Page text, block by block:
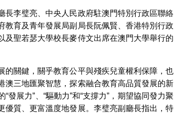
長李璧亮、中央人民政府駐澳門特別行政區聯絡
育及青年發展局副局長阮佩賢、香港特別行政
及聖若瑟大學校長麥侍文出席在澳門大學舉行的
的關鍵，關乎教育公平與殘疾兒童權利保障，也
澳三地匯聚智慧，探索融合教育高品質發展的新
展力”、“驅動力”和“支撐力”，期望協同發力聚
優質、更富溫度地發展。李璧亮副廳長指出，特